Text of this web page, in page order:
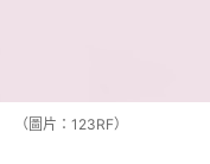
（圖片：123RF）